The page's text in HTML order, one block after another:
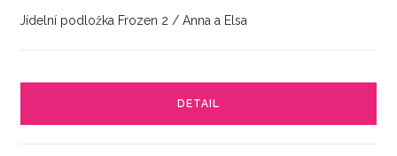
Jídelní podložka Frozen 2 / Anna a Elsa
DETAIL